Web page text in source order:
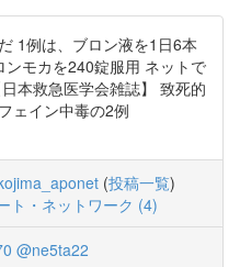
1例は、ブロン液を1日6本
モカを240錠服用 ネットで
本救急医学会雑誌】 致死的
ェイン中毒の2例
(投稿一覧)
ト・ネットワーク (4)
@ne5ta22